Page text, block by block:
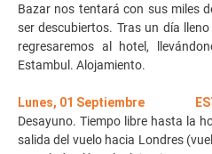
Bazar nos tentará con sus miles
ser descubiertos. Tras un día
regresaremos al hotel,
Estambul. Alojamiento.
Lunes, 01 Septiembre
Desayuno. Tiempo libre hasta la
salida del vuelo hacia Londres